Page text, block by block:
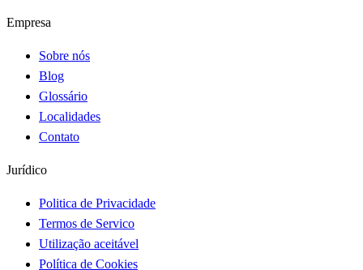
Empresa
Sobre nós
Blog
Glossário
Localidades
Contato
Jurídico
Politica de Privacidade
Termos de Servico
Utilização aceitável
Política de Cookies